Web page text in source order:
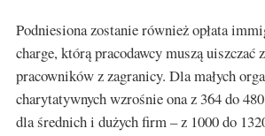
Podniesiona zostanie również opłata
charge, którą pracodawcy muszą uiszczać
pracowników z zagranicy. Dla małych
charytatywnych wzrośnie ona z 364 do
dla średnich i dużych firm – z 1000 do